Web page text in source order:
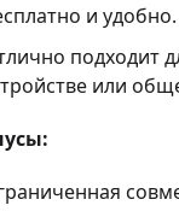
и удобно.
подходит
или